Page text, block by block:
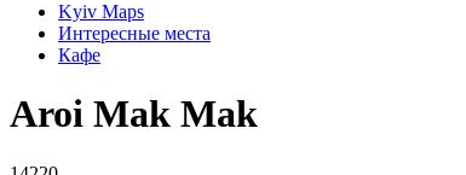
Kyiv Maps
Интересные места
Кафе
Aroi Mak Mak